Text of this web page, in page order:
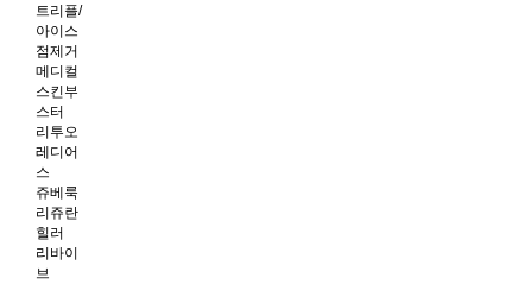
트리플/
아이스
점제거
메디컬
스킨부
스터
리투오
레디어
스
쥬베룩
리쥬란
힐러
리바이
브